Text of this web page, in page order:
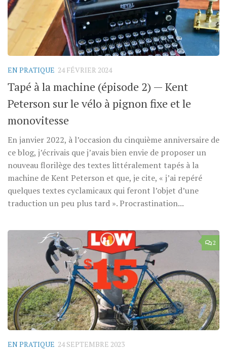
EN PRATIQUE 24 FÉVRIER 2024
Tapé à la machine (épisode 2) — Kent
Peterson sur le vélo à pignon fixe et le
monovitesse
En janvier 2022, à l’occasion du cinquième anniversaire de
ce blog, j’écrivais que j’avais bien envie de proposer un
nouveau florilège des textes littéralement tapés à la
machine de Kent Peterson et que, je cite, « j’ai repéré
quelques textes cyclamicaux qui feront l’objet d’une
traduction un peu plus tard ». Procrastination...
2
EN PRATIQUE 24 SEPTEMBRE 2023